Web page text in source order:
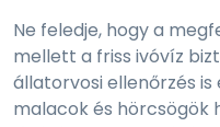
Ne feledje, hogy a
mellett a friss ivóvíz
állatorvosi ellenőrzés
malacok és hörcsögök